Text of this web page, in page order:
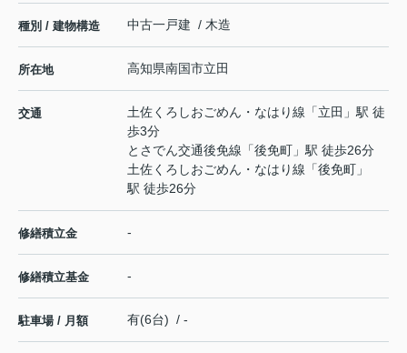
種別 / 建物構造 中古一戸建 / 木造
所在地 高知県南国市立田
交通 土佐くろしおごめん・なはり線 「立田 」駅 徒
歩3分
とさでん交通後免線 「後免町 」駅 徒歩26分
土佐くろしおごめん・なはり線 「後免町 」
駅 徒歩26分
修繕積立金 -
修繕積立基金 -
駐車場 / 月額 有(6台) / -